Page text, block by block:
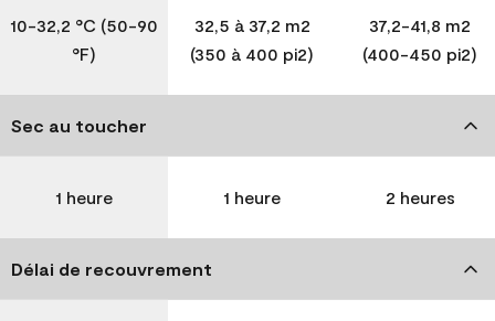
10-32,2 °C (50-90
°F)
32,5 à 37,2 m2
(350 à 400 pi2)
37,2-41,8 m2
(400-450 pi2)
Sec au toucher
1 heure 1 heure 2 heures
Délai de recouvrement